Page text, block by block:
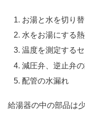
お湯と水を切り
水をお湯にする
温度を測定する
減圧弁、逆止弁
配管の水漏れ
給湯器の中の部品は